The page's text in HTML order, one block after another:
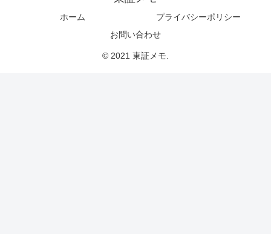
ホーム
プライバシーポリシー
お問い合わせ
© 2021 東証メモ.